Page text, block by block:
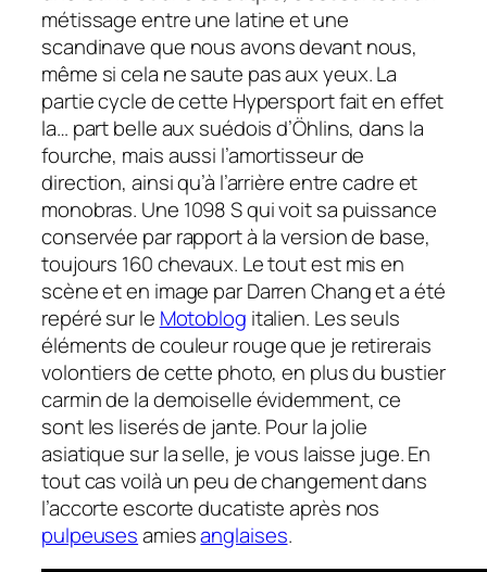
métissage entre une latine et une
scandinave que nous avons devant nous,
même si cela ne saute pas aux yeux. La
partie cycle de cette Hypersport fait en effet
la… part belle aux suédois d’Öhlins, dans la
fourche, mais aussi l’amortisseur de
direction, ainsi qu’à l’arrière entre cadre et
monobras. Une 1098 S qui voit sa puissance
conservée par rapport à la version de base,
toujours 160 chevaux. Le tout est mis en
scène et en image par Darren Chang et a été
repéré sur le Motoblog italien. Les seuls
éléments de couleur rouge que je retirerais
volontiers de cette photo, en plus du bustier
carmin de la demoiselle évidemment, ce
sont les liserés de jante. Pour la jolie
asiatique sur la selle, je vous laisse juge. En
tout cas voilà un peu de changement dans
l’accorte escorte ducatiste après nos
pulpeusesamiesanglaises.